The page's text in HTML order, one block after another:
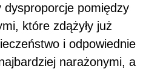
pomiędzy
które zdążyły już
i odpowiednie
narażonymi, a